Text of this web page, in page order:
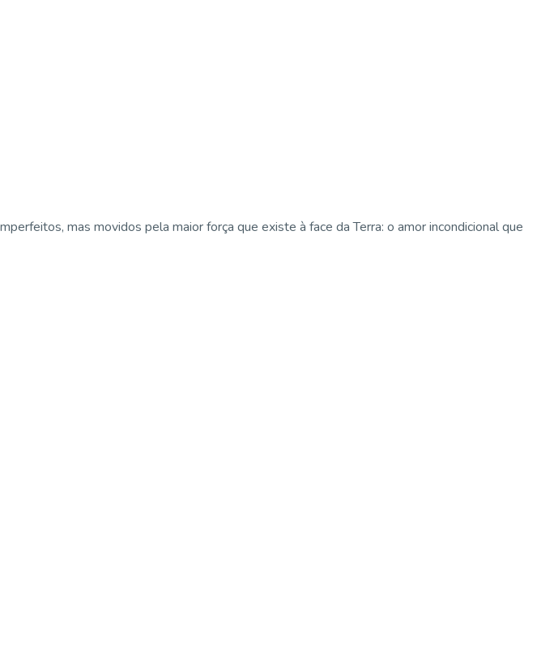
mas movidos pela maior força que existe à face da Terra: o amor incondicional que